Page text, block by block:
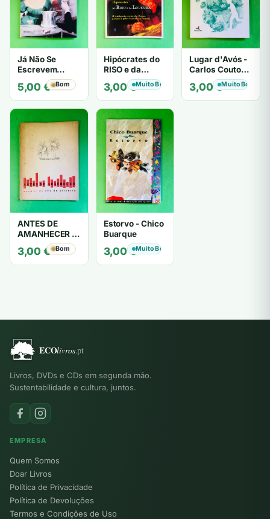
Já Não Se
Escrevem
Cartas de Amor
- Mário
Zambujal
5,00 € Bom
Hipócrates do
RISO e da
LOUCURA
3,00€Muito Bom
Lugar d'Avós -
Carlos Couto
Amaral
3,00€Muito Bom
ANTES DE
AMANHECER -
ruy de oliveira
3,00 € Bom
Estorvo - Chico
Buarque
3,00€Muito Bom
Livros, DVDs e CDs em segunda mão.
Sustentabilidade e cultura, juntos.
EMPRESA
Quem Somos
Doar Livros
Política de Privacidade
Política de Devoluções
Termos e Condições de Uso